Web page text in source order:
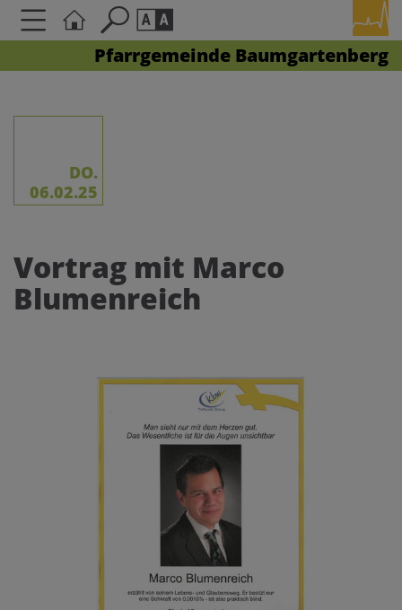
Pfarrgemeinde Baumgartenberg
Schriftgröße
AA
A A A A A
DO.
06.02.25
Vortrag mit Marco
Blumenreich